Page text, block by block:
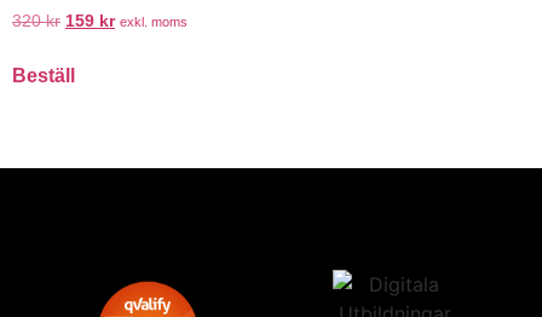
320kr 159 kr exkl. moms
Beställ